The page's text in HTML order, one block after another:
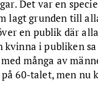
Det var en
lagt grunden till
en publik där
kvinna i publiken
många av
60-talet, men nu